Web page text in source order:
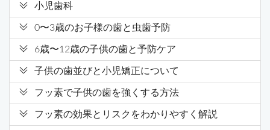
小児歯科
0〜3歳のお子様の歯と虫歯予防
6歳〜12歳の子供の歯と予防ケア
子供の歯並びと小児矯正について
フッ素で子供の歯を強くする方法
フッ素の効果とリスクをわかりやすく解説